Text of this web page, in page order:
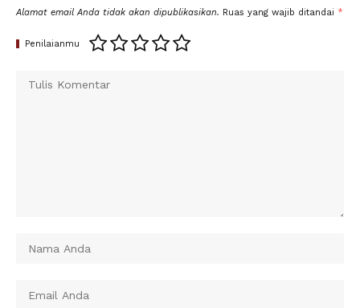
Alamat email Anda tidak akan dipublikasikan. Ruas yang wajib ditandai *
Penilaianmu